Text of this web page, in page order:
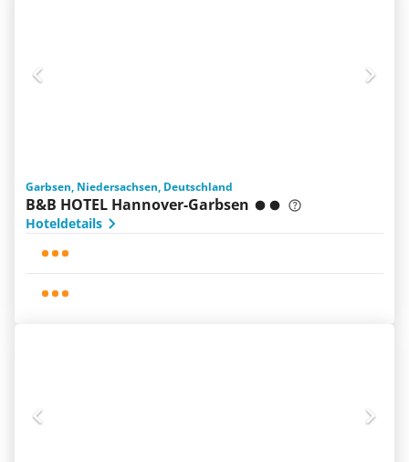
Garbsen, Niedersachsen, Deutschland
B&B HOTEL Hannover-Garbsen
Hoteldetails